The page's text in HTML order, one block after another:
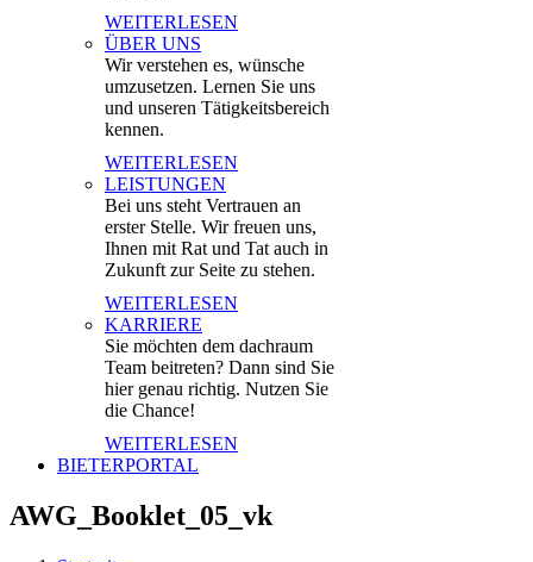
WEITERLESEN
ÜBER UNS
Wir verstehen es, wünsche
umzusetzen. Lernen Sie uns
und unseren Tätigkeitsbereich
kennen.
WEITERLESEN
LEISTUNGEN
Bei uns steht Vertrauen an
erster Stelle. Wir freuen uns,
Ihnen mit Rat und Tat auch in
Zukunft zur Seite zu stehen.
WEITERLESEN
KARRIERE
Sie möchten dem dachraum
Team beitreten? Dann sind Sie
hier genau richtig. Nutzen Sie
die Chance!
WEITERLESEN
BIETERPORTAL
AWG_Booklet_05_vk